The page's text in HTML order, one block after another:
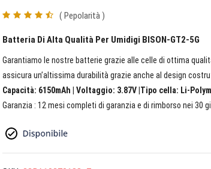
( Pepolarità )
Batteria Di Alta Qualità Per Umidigi BISON-GT2-5G
Garantiamo le nostre batterie grazie alle celle di ottima
assicura un’altissima durabilità grazie anche al design
Capacità: 6150mAh | Voltaggio: 3.87V |Tipo cella: Li-
Garanzia : 12 mesi completi di garanzia e di rimborso nei 30